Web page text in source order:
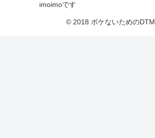
imoimoです
© 2018 ボケないためのDTM.